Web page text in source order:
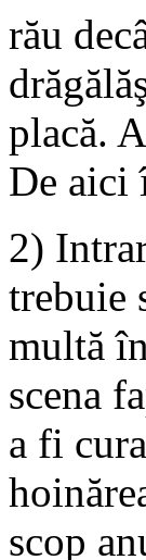
rău
placă.
De aici
2)
trebuie
multă
scena
a fi
scop